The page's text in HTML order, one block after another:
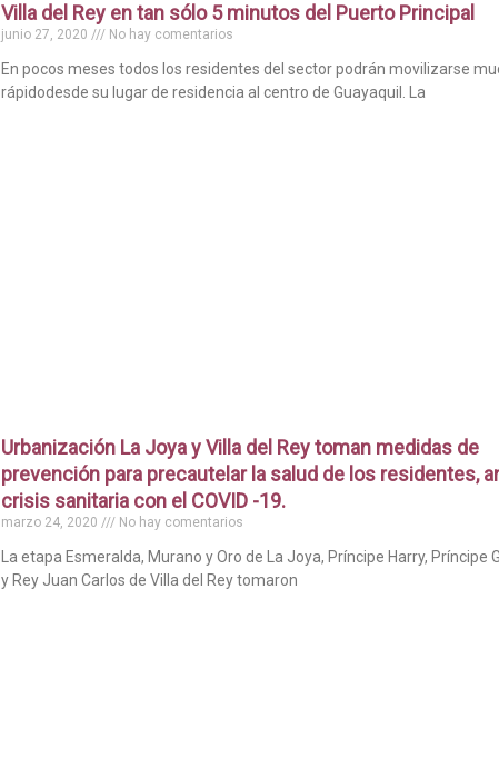
Villa del Rey en tan sólo 5 minutos del Puerto Principal
junio 27, 2020 No hay comentarios
En pocos meses todos los residentes del sector podrán movilizarse
rápidodesde su lugar de residencia al centro de Guayaquil. La
Urbanización La Joya y Villa del Rey toman medidas de
prevención para precautelar la salud de los residentes,
crisis sanitaria con el COVID -19.
marzo 24, 2020 No hay comentarios
La etapa Esmeralda, Murano y Oro de La Joya, Príncipe Harry, Príncipe
y Rey Juan Carlos de Villa del Rey tomaron